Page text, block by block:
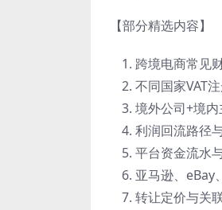
【部分精选内容】
跨境电商常见
不同国家VAT
境外公司+境
利润回流路径
平台资金流水
亚马逊、eBay
转让定价与关